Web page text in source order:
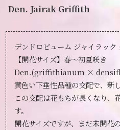
Den. Jairak Griffith
デンドロビューム ジャイラック
【開花サイズ】春～初夏咲き
Den.(griffithianum ×
黄色い下垂性品種の交配で、新
この交配は花もちが長くなり、
す。
開花サイズですが、まだ未開花